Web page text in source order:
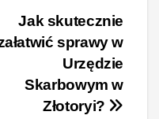
o
p
p
y
Li
n
Jak skutecznie
sprawy w
Urzędzie
Skarbowym w
Złotoryi?